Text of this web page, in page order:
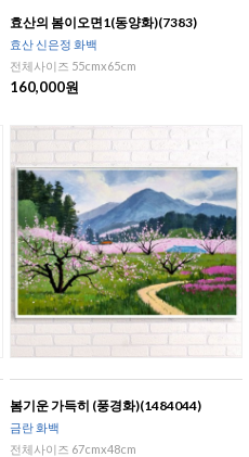
효산의 봄이오면1(동양화)(7383)
효산 신은정 화백
전체사이즈 55cmx65cm
160,000원
봄기운 가득히 (풍경화)(1484044)
금란 화백
전체사이즈 67cmx48cm